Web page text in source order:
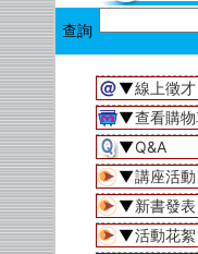
▼線上徵才
▼查看購
▼Q&A
▼講座活動
▼新書發表
▼活動花絮